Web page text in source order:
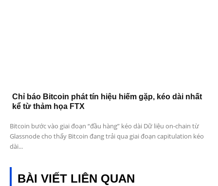
Chỉ báo Bitcoin phát tín hiệu hiếm gặp, kéo dài nhất
kể từ thảm họa FTX
Bitcoin bước vào giai đoạn “đầu hàng” kéo dài Dữ liệu on-chain từ
Glassnode cho thấy Bitcoin đang trải qua giai đoạn capitulation kéo
dài...
BÀI VIẾT LIÊN QUAN